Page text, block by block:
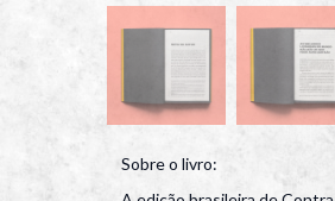
Sobre o livro: